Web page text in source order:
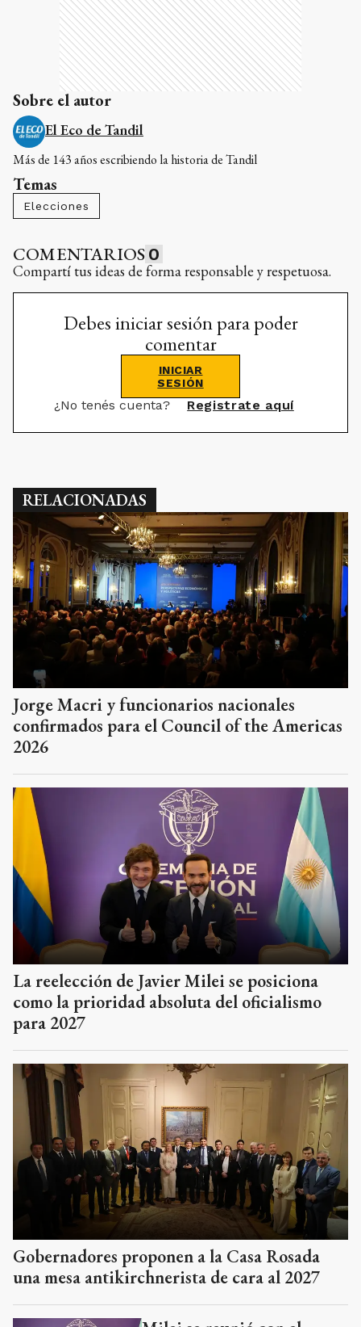
Sobre el autor
El Eco de Tandil
Más de 143 años escribiendo la historia de Tandil
Temas
Elecciones
COMENTARIOS 0
Compartí tus ideas de forma responsable y respetuosa.
Debes iniciar sesión para poder
comentar
INICIAR
SESIÓN
¿No tenés cuenta? Registrate aquí
RELACIONADAS
Jorge Macri y funcionarios nacionales
confirmados para el Council of the Americas
2026
La reelección de Javier Milei se posiciona
como la prioridad absoluta del oficialismo
para 2027
Gobernadores proponen a la Casa Rosada
una mesa antikirchnerista de cara al 2027